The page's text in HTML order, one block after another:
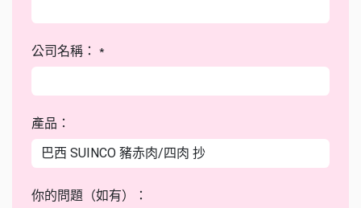
公司名稱： *
產品：
你的問題（如有）：